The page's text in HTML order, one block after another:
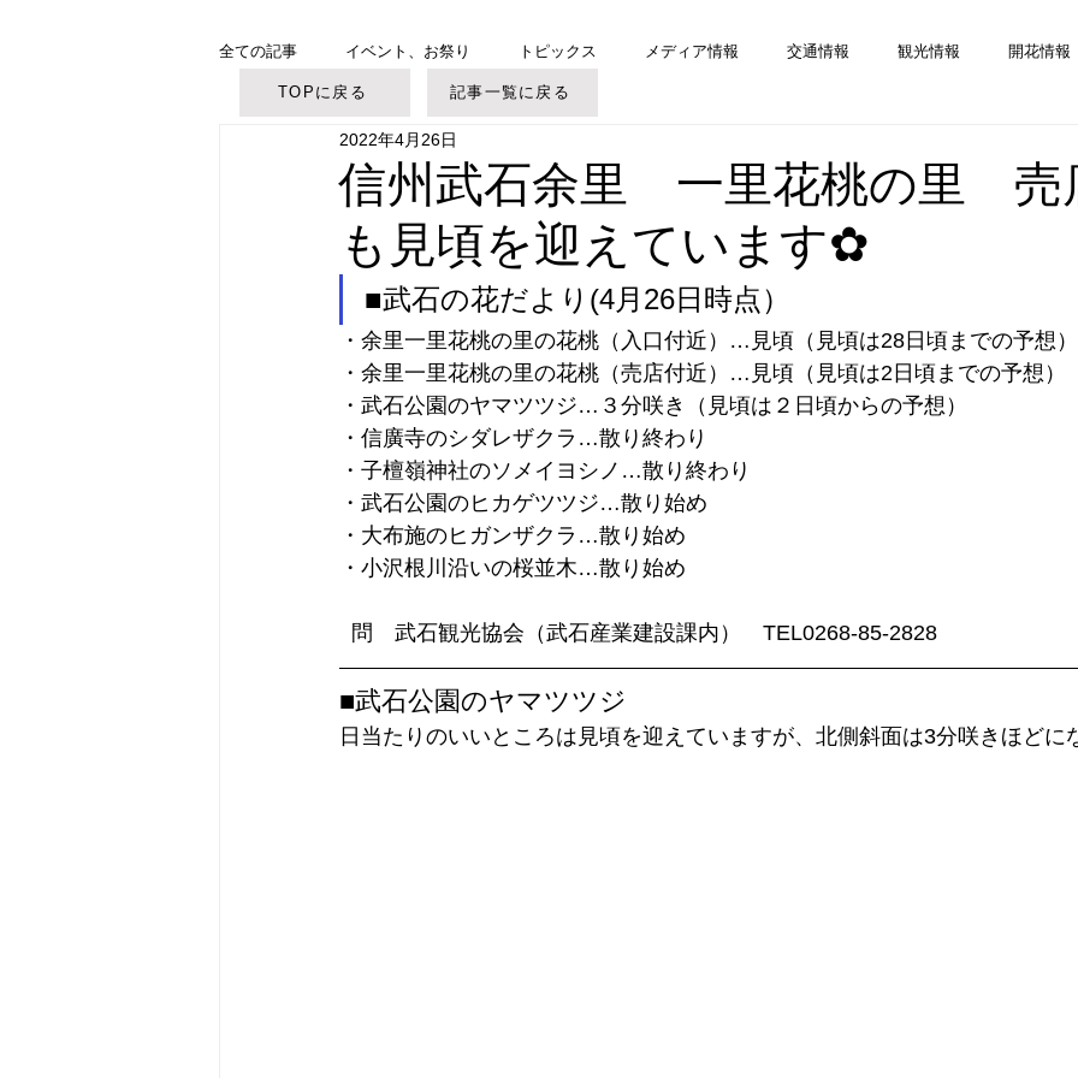
全ての記事 イベント、お祭り トピックス メディア情報 交通情報 観光情報 開花情報
美ヶ原高原 御柱大祭
信州武石余里 一里花桃の里 売
も見頃を迎えています✿
2022年4月26日
■武石の花だより(4月26日時点）
・余里一里花桃の里の花桃（入口付近）…見頃（見頃は28日頃までの予想）
・余里一里花桃の里の花桃（売店付近）…見頃（見頃は2日頃までの予想）
・武石公園のヤマツツジ…３分咲き（見頃は２日頃からの予想）
・信廣寺のシダレザクラ…散り終わり
・子檀嶺神社のソメイヨシノ…散り終わり
・武石公園のヒカゲツツジ…散り始め
・大布施のヒガンザクラ…散り始め
・小沢根川沿いの桜並木…散り始め
  問　武石観光協会（武石産業建設課内）　TEL0268-85-2828
■武石公園のヤマツツジ
日当たりのいいところは見頃を迎えていますが、北側斜面は3分咲きほどに
TOPに戻る 記事一覧に戻る